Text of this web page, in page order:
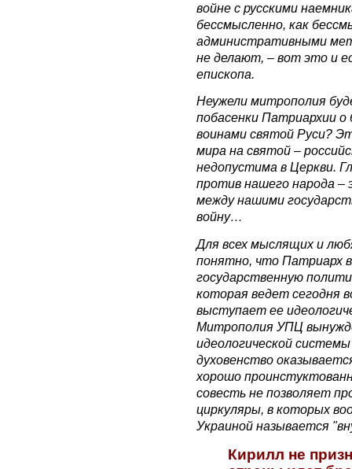
войне с русскими
бессмысленно, как
административными
не делают, – вот это и
епископа.
Неужели митрополия
побасенки Патриархии о
воинами святой Руси?
мира на святой –
недопустима в Церкви.
против нашего народа
между нашими
войну…
Для всех мыслящих и
понятно, что Патриарх
государственную
которая ведет сегодня
выступает ее
Митрополия УПЦ
идеологической
духовенство
хорошо
совесть не позволяет
циркуляры, в которых
Украиной называется
Кирилл не